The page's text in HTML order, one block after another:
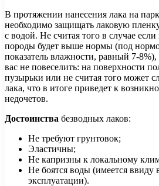
В протяжении нанесения лака на
необходимо защищать лаковую
с водой. Не считая того в случае
породы будет выше нормы (под
показатель влажности, равный 7-
вас не повеселить: на поверхности
пузырьки или не считая того может
лака, что в итоге приведет к
недочетов.
Достоинства безводных лаков:
Не требуют грунтовок;
Эластичны;
Не капризны к локальному
Не боятся воды (имеется ввиду
эксплуатации).